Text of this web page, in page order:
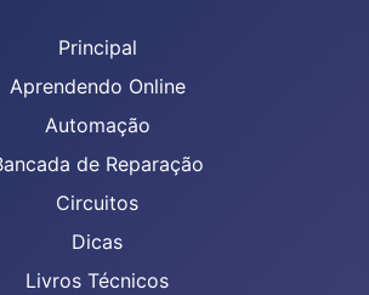
Principal
Aprendendo Online
Automação
de Reparação
Circuitos
Dicas
Livros Técnicos